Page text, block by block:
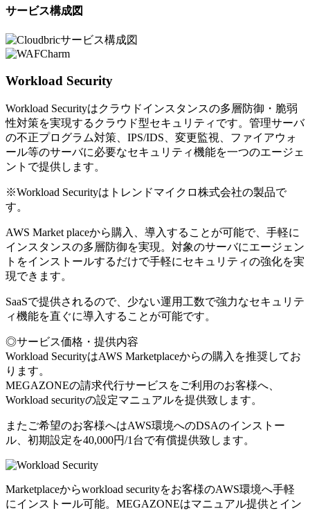
サービス構成図
Workload Security
Workload Securityはクラウドインスタンスの多層防御・脆弱
性対策を実現するクラウド型セキュリティです。管理サーバ
の不正プログラム対策、IPS/IDS、変更監視、ファイアウォ
ール等のサーバに必要なセキュリティ機能を一つのエージェ
ントで提供します。
※Workload Securityはトレンドマイクロ株式会社の製品で
す。
AWS Market placeから購入、導入することが可能で、手軽に
インスタンスの多層防御を実現。対象のサーバにエージェン
トをインストールするだけで手軽にセキュリティの強化を実
現できます。
SaaSで提供されるので、少ない運用工数で強力なセキュリテ
ィ機能を直ぐに導入することが可能です。
◎サービス価格・提供内容
Workload SecurityはAWS Marketplaceからの購入を推奨してお
ります。
MEGAZONEの請求代行サービスをご利用のお客様へ、
Workload securityの設定マニュアルを提供致します。
またご希望のお客様へはAWS環境へのDSAのインストー
ル、初期設定を40,000円/1台で有償提供致します。
Marketplaceからworkload securityをお客様のAWS環境へ手軽
にインストール可能。MEGAZONEはマニュアル提供とイン